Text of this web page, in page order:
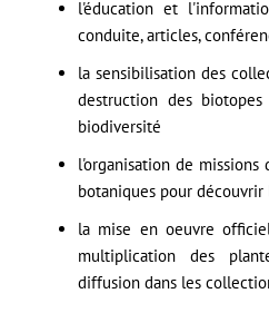
l'éducation et
conduite, articles,
la sensibilisation des
destruction des
biodiversité
l'organisation de
botaniques pour
la mise en oeuvre
multiplication des
diffusion dans les